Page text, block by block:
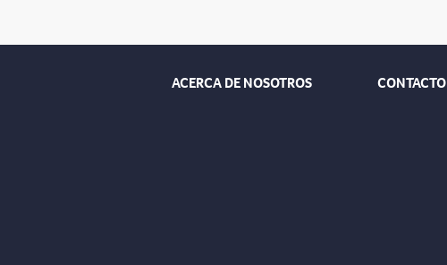
ACERCA DE NOSOTROS CONTACTO